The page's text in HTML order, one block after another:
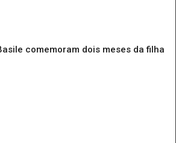
comemoram dois meses da filha